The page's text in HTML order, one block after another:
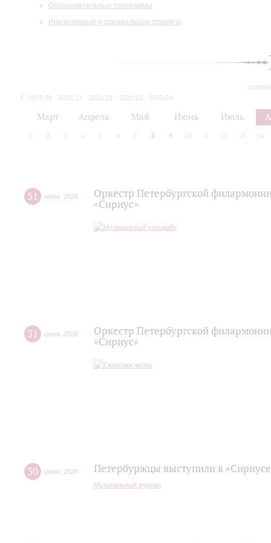
Образовательные программы
Инклюзивные и специальные проекты
2019/20 2020/21 2021/22 2022/23
2023/24
Март Апрель Май Июнь Июль
1 2 3 4 5 6 7 8 9 10 12 13 14
31 июля 2026
Оркестр Петербургской
«Сириус»
31 июля 2026
Оркестр Петербургской
«Сириус»
30 июля 2026 Петербуржцы выступили в
Музыкальный журнал